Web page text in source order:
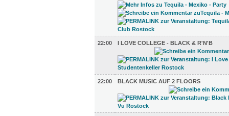
22:00 I LOVE COLLEGE - BLACK & R'N'B
22:00 BLACK MUSIC AUF 2 FLOORS